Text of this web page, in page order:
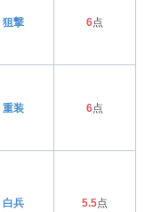
狙撃 6点
重装 6点
白兵 5.5点